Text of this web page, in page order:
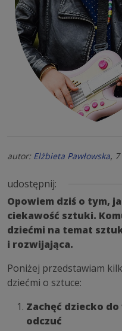
autor: Elżbieta Pawłowska,
udostępnij:
Opowiem dziś o tym,
ciekawość sztuki.
dziećmi na temat
i rozwijająca.
Poniżej przedstawiam
dziećmi o sztuce:
Zachęć dziecko
odczuć